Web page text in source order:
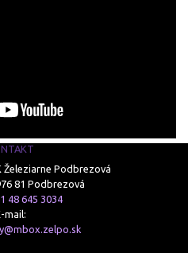
Železiarne Podbrezová
81 Podbrezová
48 645 3034
mail: